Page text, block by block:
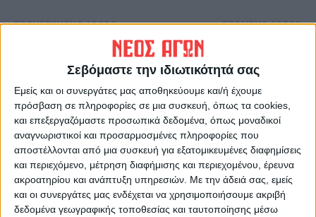
Σεβόμαστε την ιδιωτικότητά σας
Εμείς και οι συνεργάτες μας αποθηκεύουμε και/ή έχουμε
πρόσβαση σε πληροφορίες σε μια συσκευή, όπως τα cookies,
και επεξεργαζόμαστε προσωπικά δεδομένα, όπως μοναδικοί
αναγνωριστικοί και προσαρμοσμένες πληροφορίες που
αποστέλλονται από μια συσκευή για εξατομικευμένες διαφημίσεις
και περιεχόμενο, μέτρηση διαφήμισης και περιεχομένου, έρευνα
ακροατηρίου και ανάπτυξη υπηρεσιών. Με την άδειά σας, εμείς
και οι συνεργάτες μας ενδέχεται να χρησιμοποιήσουμε ακριβή
δεδομένα γεωγραφικής τοποθεσίας και ταυτοποίησης μέσω
ΠΡΟΗΓΟΥΜΕΝΟ ΑΡΘΡΟ
Η νέα super league 2 και η
ΕΠΟΜΕΝΟ ΑΡΘΡΟ
Ρωσική προέλαση στο
Ντονμπάς - Αποχώρησαν
από πόλη «κλειδί» οι
ουκρανικές δυνάμεις